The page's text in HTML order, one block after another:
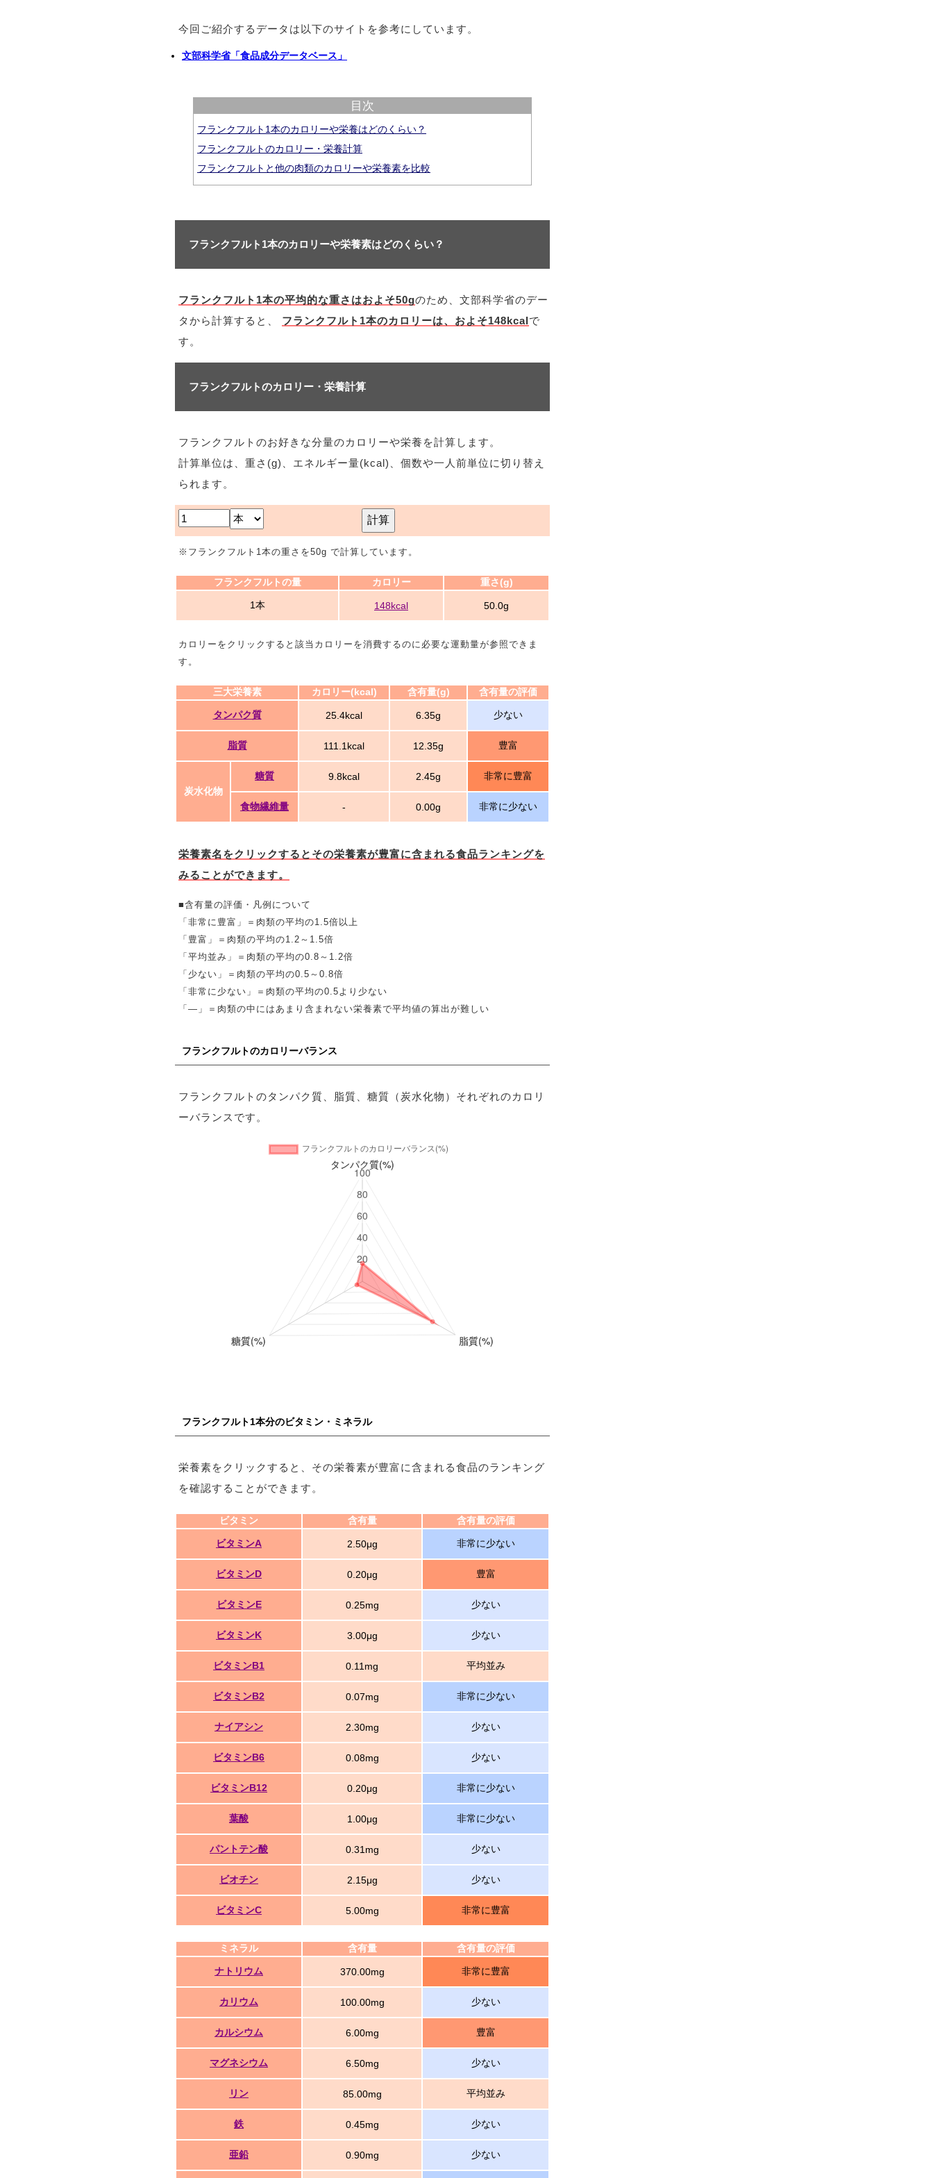
今回ご紹介するデータは以下のサイトを参考にしています。
文部科学省「食品成分データベース」
目次
フランクフルト1本のカロリーや栄養はどのくらい？
フランクフルトのカロリー・栄養計算
フランクフルトと他の肉類のカロリーや栄養素を比較
フランクフルト1本のカロリーや栄養素はどのくらい？
フランクフルト1本の平均的な重さはおよそ50gのため、文部科学省のデー
タから計算すると、 フランクフルト1本のカロリーは、およそ148kcalで
す。
フランクフルトのカロリー・栄養計算
フランクフルトのお好きな分量のカロリーや栄養を計算します。
計算単位は、重さ(g)、エネルギー量(kcal)、個数や一人前単位に切り替え
られます。
計算
※フランクフルト1本の重さを50g で計算しています。
フランクフルトの量 カロリー 重さ(g)
1本 148kcal 50.0g
カロリーをクリックすると該当カロリーを消費するのに必要な運動量が参照できま
す。
三大栄養素 カロリー(kcal) 含有量(g) 含有量の評価
タンパク質 25.4kcal 6.35g 少ない
脂質 111.1kcal 12.35g 豊富
炭水化物
糖質 9.8kcal 2.45g 非常に豊富
食物繊維量 - 0.00g 非常に少ない
栄養素名をクリックするとその栄養素が豊富に含まれる食品ランキングを
みることができます。
■含有量の評価・凡例について
「非常に豊富」＝肉類の平均の1.5倍以上
「豊富」＝肉類の平均の1.2～1.5倍
「平均並み」＝肉類の平均の0.8～1.2倍
「少ない」＝肉類の平均の0.5～0.8倍
「非常に少ない」＝肉類の平均の0.5より少ない
「―」＝肉類の中にはあまり含まれない栄養素で平均値の算出が難しい
フランクフルトのカロリーバランス
フランクフルトのタンパク質、脂質、糖質（炭水化物）それぞれのカロリ
ーバランスです。
フランクフルト1本分のビタミン・ミネラル
栄養素をクリックすると、その栄養素が豊富に含まれる食品のランキング
を確認することができます。
ビタミン 含有量 含有量の評価
ビタミンA 2.50μg 非常に少ない
ビタミンD 0.20μg 豊富
ビタミンE 0.25mg 少ない
ビタミンK 3.00μg 少ない
ビタミンB1 0.11mg 平均並み
ビタミンB2 0.07mg 非常に少ない
ナイアシン 2.30mg 少ない
ビタミンB6 0.08mg 少ない
ビタミンB12 0.20μg 非常に少ない
葉酸 1.00μg 非常に少ない
パントテン酸 0.31mg 少ない
ビオチン 2.15μg 少ない
ビタミンC 5.00mg 非常に豊富
ミネラル 含有量 含有量の評価
ナトリウム 370.00mg 非常に豊富
カリウム 100.00mg 少ない
カルシウム 6.00mg 豊富
マグネシウム 6.50mg 少ない
リン 85.00mg 平均並み
鉄 0.45mg 少ない
亜鉛 0.90mg 少ない